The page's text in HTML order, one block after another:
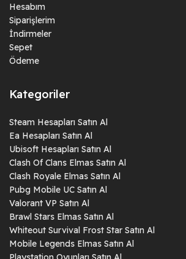
Hesabım
Siparişlerim
İndirmeler
Sepet
Ödeme
Kategoriler
Steam Hesapları Satın Al
Ea Hesapları Satın Al
Ubisoft Hesapları Satın Al
Clash Of Clans Elmas Satın Al
Clash Royale Elmas Satın Al
Pubg Mobile UC Satın Al
Valorant VP Satın Al
Brawl Stars Elmas Satın Al
Whiteout Survival Frost Star Satın Al
Mobile Legends Elmas Satın Al